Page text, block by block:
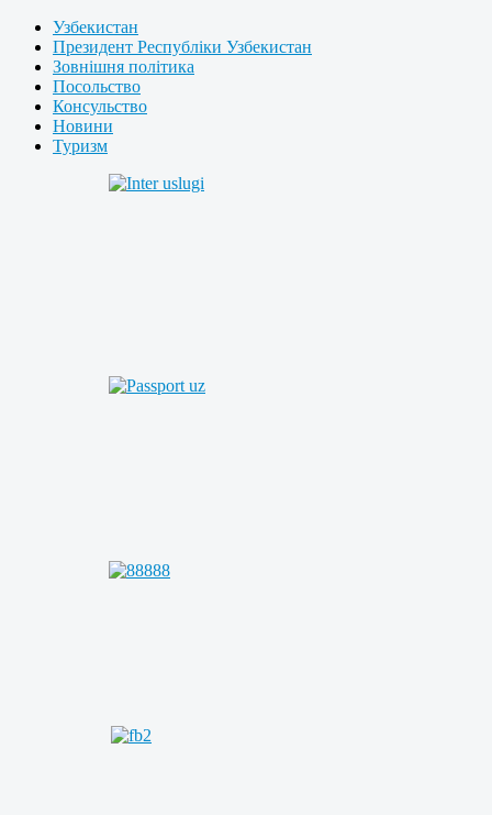
Узбекистан
Президент Республіки Узбекистан
Зовнішня політика
Посольство
Консульство
Новини
Туризм